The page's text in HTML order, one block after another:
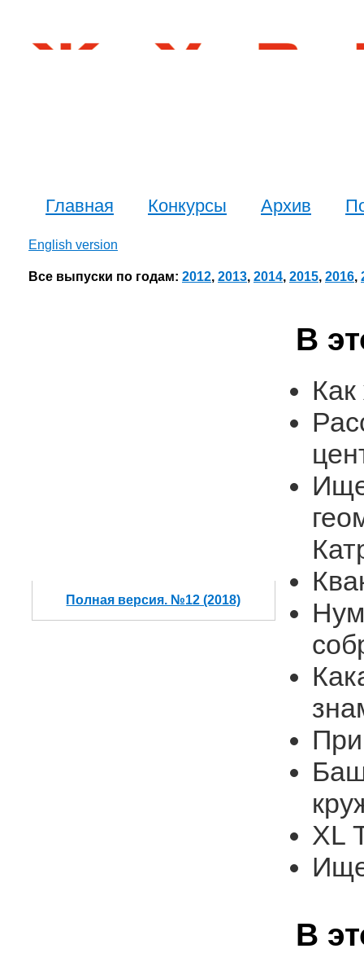
Главная Конкурсы Архив
English version
Все выпуски по годам: 2012, 2013, 2014, 2015, 2016,
Полная версия. №12 (2018)
В
ХL
В